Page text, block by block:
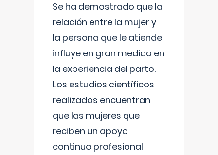
Se ha demostrado que la
relación entre la mujer y
la persona que le atiende
influye en gran medida en
la experiencia del parto.
Los estudios científicos
realizados encuentran
que las mujeres que
reciben un apoyo
continuo profesional